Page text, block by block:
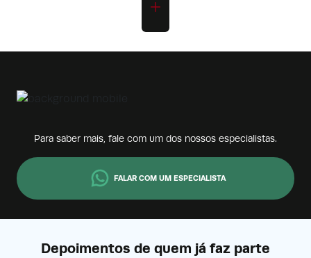
Para saber mais, fale com um dos nossos especialistas.
FALAR COM UM ESPECIALISTA
Depoimentos de quem já faz parte